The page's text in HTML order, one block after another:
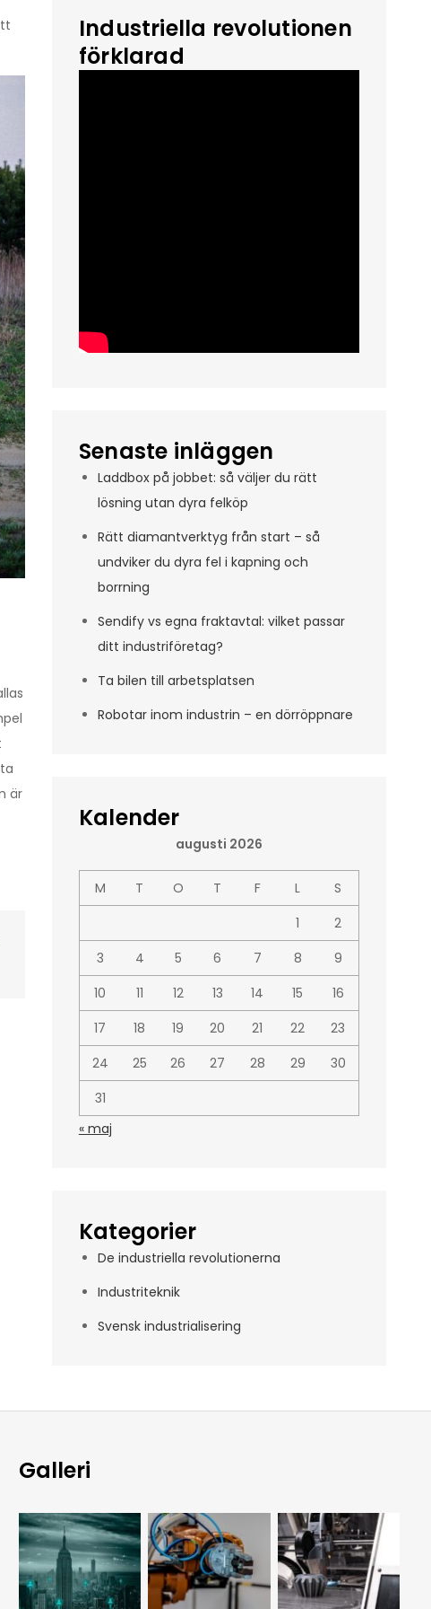
är
Industriella revolutionen
förklarad
Senaste inläggen
Laddbox på jobbet: så väljer du rätt
lösning utan dyra felköp
Rätt diamantverktyg från start – så
undviker du dyra fel i kapning och
borrning
Sendify vs egna fraktavtal: vilket passar
ditt industriföretag?
Ta bilen till arbetsplatsen
Robotar inom industrin – en dörröppnare
Kalender
augusti 2026
M T O T F L
S
1
2
3
4 5 6 7 8
9
10
11 12 13 14 15
16
17
18 19 20 21 22
23
24
25 26 27 28 29
30
31
« maj
Kategorier
De industriella revolutionerna
Industriteknik
Svensk industrialisering
Galleri